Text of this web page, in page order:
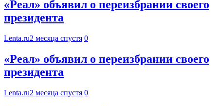
«Реал» объявил о переизбрании своего
президента
Lenta.ru2 месяца спустя 0
«Реал» объявил о переизбрании своего
президента
Lenta.ru2 месяца спустя 0